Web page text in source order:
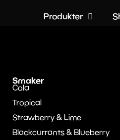
Produkter
Smaker
Cola
Tropical
Strawberry & Lime
Blackcurrants & Blueberry